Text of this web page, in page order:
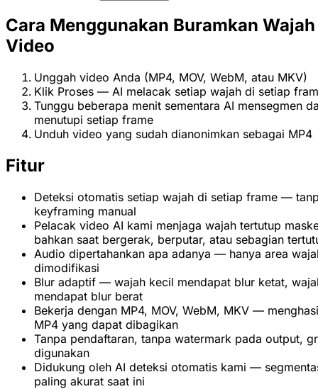
Cara Menggunakan Buramkan
Video
Unggah video Anda (MP4, MOV, WebM, atau MKV)
Klik Proses — AI melacak setiap wajah di setiap
Tunggu beberapa menit sementara AI mensegmen
menutupi setiap frame
Unduh video yang sudah dianonimkan sebagai MP4
Fitur
Deteksi otomatis setiap wajah di setiap frame —
keyframing manual
Pelacak video AI kami menjaga wajah tertutup
bahkan saat bergerak, berputar, atau sebagian
Audio dipertahankan apa adanya — hanya area
dimodifikasi
Blur adaptif — wajah kecil mendapat blur ketat,
mendapat blur berat
Bekerja dengan MP4, MOV, WebM, MKV —
MP4 yang dapat dibagikan
Tanpa pendaftaran, tanpa watermark pada output,
digunakan
Didukung oleh AI deteksi otomatis kami —
paling akurat saat ini